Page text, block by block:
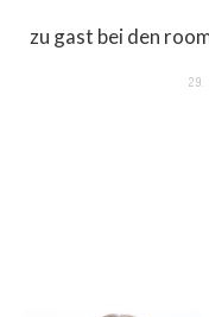
zu gast bei den
29.